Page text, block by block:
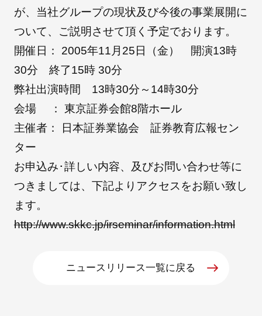
自社ブランド製品 医療機器・医療部材・産業部材
やさしくわかる病気と治療
ニュースリリース
朝日インテックとは
が、当社グループの現状及び今後の事業展開に
ついて、ご説明させて頂く予定でおります。
開催日： 2005年11月25日（金） 開演13時
30分 終了15時 30分
弊社出演時間 13時30分～14時30分
会場 ： 東京証券会館8階ホール
主催者： 日本証券業協会 証券教育広報セン
ター
お申込み･詳しい内容、及びお問い合わせ等に
つきましては、下記よりアクセスをお願い致し
ます。
http://www.skkc.jp/irseminar/information.html
ニュースリリース一覧に戻る